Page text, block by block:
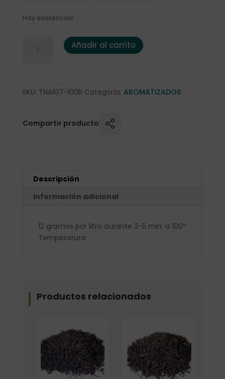
Hay existencias
Té Negro al Limón BIO 100 gr bolsa cantidad
Añadir al carrito
SKU: TNA107-100B Categoría: AROMATIZADOS
Compartir producto
Descripción
Información adicional
12 gramos por litro durante 3-5 min. a 100º
Temperatura.
Productos relacionados
Elige: Peso/formato